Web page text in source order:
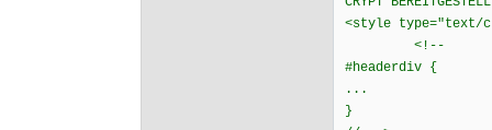
<style type="text/
<!--
#headerdiv {
...
}